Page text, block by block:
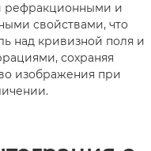
рефракционными и
свойствами, что
над кривизной поля и
сохраняя
изображения при